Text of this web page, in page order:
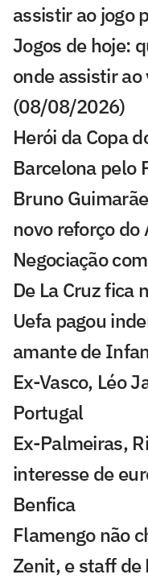
assistir ao jogo
Jogos de hoje:
onde assistir ao
(08/08/2026)
Herói da Copa
Barcelona pelo
Bruno
novo reforço do
Negociação
De La Cruz fica
Uefa pagou
amante de
Ex-Vasco, Léo
Portugal
Ex-Palmeiras,
interesse de
Benfica
Flamengo não
Zenit, e staff de